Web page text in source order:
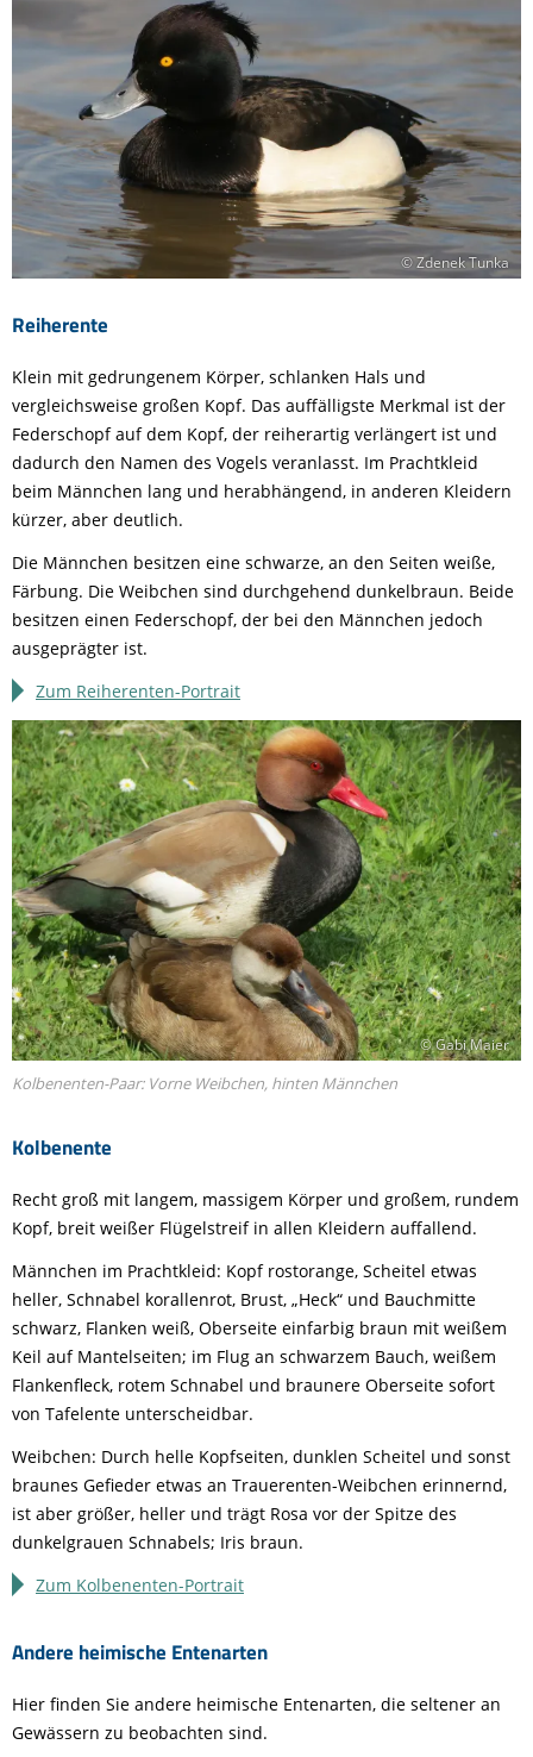
Reiherente
© Zdenek Tunka
Klein mit gedrungenem Körper, schlanken Hals und
vergleichsweise großen Kopf. Das auffälligste Merkmal ist der
Federschopf auf dem Kopf, der reiherartig verlängert ist und
dadurch den Namen des Vogels veranlasst. Im Prachtkleid
beim Männchen lang und herabhängend, in anderen Kleidern
kürzer, aber deutlich.
Die Männchen besitzen eine schwarze, an den Seiten weiße,
Färbung. Die Weibchen sind durchgehend dunkelbraun. Beide
besitzen einen Federschopf, der bei den Männchen jedoch
ausgeprägter ist.
Zum Reiherenten-Portrait
Kolbenente
© Gabi Maier
Kolbenenten-Paar: Vorne Weibchen, hinten Männchen
Recht groß mit langem, massigem Körper und großem, rundem
Kopf, breit weißer Flügelstreif in allen Kleidern auffallend.
Männchen im Prachtkleid: Kopf rostorange, Scheitel etwas
heller, Schnabel korallenrot, Brust, „Heck“ und Bauchmitte
schwarz, Flanken weiß, Oberseite einfarbig braun mit weißem
Keil auf Mantelseiten; im Flug an schwarzem Bauch, weißem
Flankenfleck, rotem Schnabel und braunere Oberseite sofort
von Tafelente unterscheidbar.
Weibchen: Durch helle Kopfseiten, dunklen Scheitel und sonst
braunes Gefieder etwas an Trauerenten-Weibchen erinnernd,
ist aber größer, heller und trägt Rosa vor der Spitze des
dunkelgrauen Schnabels; Iris braun.
Zum Kolbenenten-Portrait
Andere heimische Entenarten
Hier finden Sie andere heimische Entenarten, die seltener an
Gewässern zu beobachten sind.